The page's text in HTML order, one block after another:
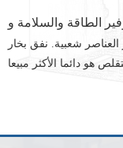
الطاقة والسلامة و
العناصر شعبية. نفق بخار